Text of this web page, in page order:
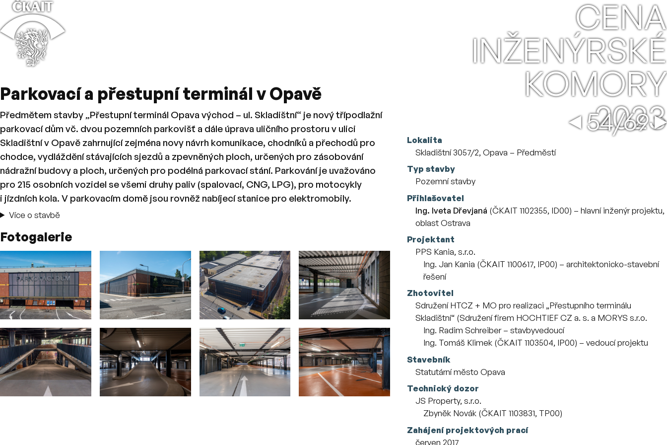
CENA
INŽENÝRSKÉ
KOMORY
2023
⌂
←54/69→
Parkovací a přestupní terminál v Opavě
Předmětem stavby „Přestupní terminál Opava východ – ul. Skladištní“ je nový třípodlažní
parkovací dům vč. dvou pozemních parkovišť a dále úprava uličního prostoru v ulici
Skladištní v Opavě zahrnující zejména novy návrh komunikace, chodníků a přechodů pro
chodce, vydláždění stávajících sjezdů a zpevněných ploch, určených pro zásobování
nádražní budovy a ploch, určených pro podélná parkovací stání. Parkování je uvažováno
pro 215 osobních vozidel se všemi druhy paliv (spalovací, CNG, LPG), pro motocykly
i jízdních kola. V parkovacím domě jsou rovněž nabíjecí stanice pro elektromobily.
Více o stavbě
Fotogalerie
Více o stavbě
Lokalita
Skladištní 3057/2, Opava – Předměstí
Typ stavby
Pozemní stavby
Přihlašovatel
Ing. Iveta Dřevjaná (ČKAIT 1102355, ID00) – hlavní inženýr projektu,
oblast Ostrava
Projektant
PPS Kania, s.r.o.
Zaměstnanci
Ing. Jan Kania (ČKAIT 1100617, IP00) – architektonicko-stavební
řešení
Zhotovitel
Sdružení HTCZ + MO pro realizaci „Přestupního terminálu
Skladištní“ (Sdružení firem HOCHTIEF CZ a. s. a MORYS s.r.o.
Zaměstnanci
Ing. Radim Schreiber – stavbyvedoucí
Ing. Tomáš Klimek (ČKAIT 1103504, IP00) – vedoucí projektu
Stavebník
Statutární město Opava
Technický dozor
JS Property, s.r.o.
Zaměstnanci
Zbyněk Novák (ČKAIT 1103831, TP00)
Zahájení projektových prací
červen 2017